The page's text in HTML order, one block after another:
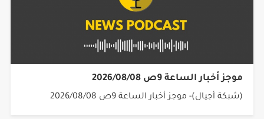
موجز أخبار الساعة 9ص 2026/08/08
(شبكة أجيال)- موجز أخبار الساعة 9ص 2026/08/08